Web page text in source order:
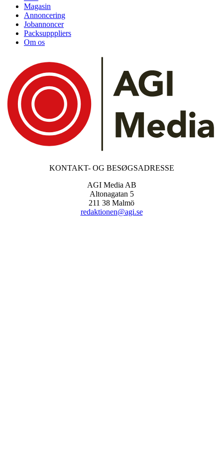
Magasin
Annoncering
Jobannoncer
Packsupppliers
Om os
KONTAKT- OG BESØGSADRESSE
AGI Media AB
Altonagatan 5
211 38 Malmö
redaktionen@agi.se